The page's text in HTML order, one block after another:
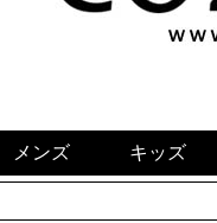
メンズ キッズ